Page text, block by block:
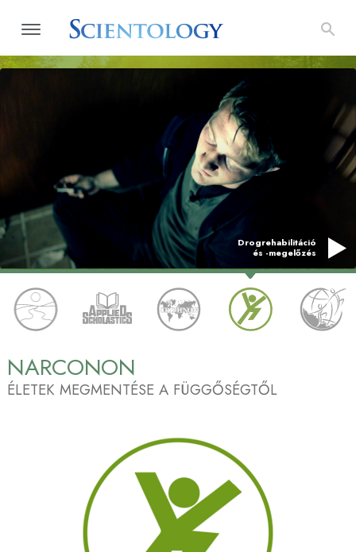
Drogrehabilitáció
és -megelőzés
NARCONON
ÉLETEK MEGMENTÉSE A FÜGGŐSÉGTŐL